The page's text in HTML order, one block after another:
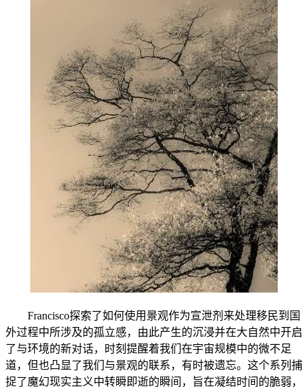
Francisco探索了如何使用景观作为宣泄剂来处理移民到国
外过程中所涉及的孤立感，由此产生的沉浸并在大自然中开启
了与环境的新对话，时刻提醒着我们在宇宙规模中的微不足
道，但也凸显了我们与景观的联系，有时被遗忘。这个系列捕
捉了魔幻现实主义中转瞬即逝的瞬间，旨在凝结时间的脆弱，